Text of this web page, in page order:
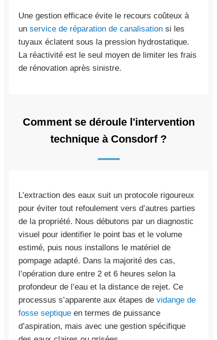
Une gestion efficace évite le recours coûteux à
un service de réparation de canalisation si les
tuyaux éclatent sous la pression hydrostatique.
La réactivité est le seul moyen de limiter les frais
de rénovation après sinistre.
Comment se déroule l'intervention
technique à Consdorf ?
L’extraction des eaux suit un protocole rigoureux
pour éviter tout refoulement vers d’autres parties
de la propriété. Nous débutons par un diagnostic
visuel pour identifier le point bas et le volume
estimé, puis nous installons le matériel de
pompage adapté. Dans la majorité des cas,
l’opération dure entre 2 et 6 heures selon la
profondeur de l’eau et la distance de rejet. Ce
processus s’apparente aux étapes de vidange de
fosse septique en termes de puissance
d’aspiration, mais avec une gestion spécifique